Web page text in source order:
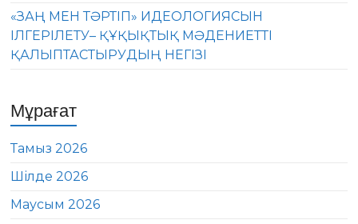
«ЗАҢ МЕН ТӘРТІП» ИДЕОЛОГИЯСЫН
ІЛГЕРІЛЕТУ– ҚҰҚЫҚТЫҚ МӘДЕНИЕТТІ
ҚАЛЫПТАСТЫРУДЫҢ НЕГІЗІ
Мұрағат
Тамыз 2026
Шілде 2026
Маусым 2026